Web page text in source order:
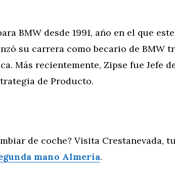
BMW desde 1991, año en el que este
su carrera como becario de BMW
Más recientemente, Zipse fue Jefe
de Producto.
de coche? Visita Crestanevada, tu
mano Almería.